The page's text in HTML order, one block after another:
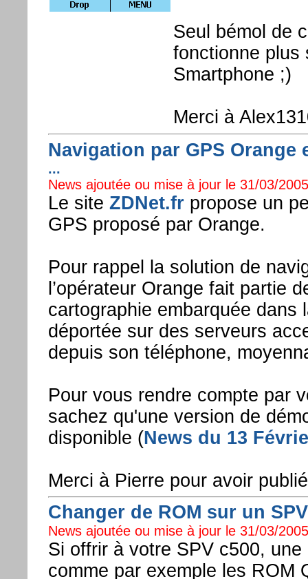
Seul bémol de
fonctionne plus
Smartphone ;)
Merci à
Navigation par GPS Orange
...
News ajoutée ou mise à jour le 31/03/
Le site ZDNet.fr propose un
GPS proposé par Orange.
Pour rappel la solution de
l’opérateur Orange fait partie
cartographie embarquée dans
déportée sur des serveurs
depuis son téléphone,
Pour vous rendre compte par
sachez qu'une version de
disponible (News du 13
Merci à Pierre pour avoir
Changer de ROM sur un
News ajoutée ou mise à jour le 31/03/
Si offrir à votre SPV c500,
comme par exemple les ROM